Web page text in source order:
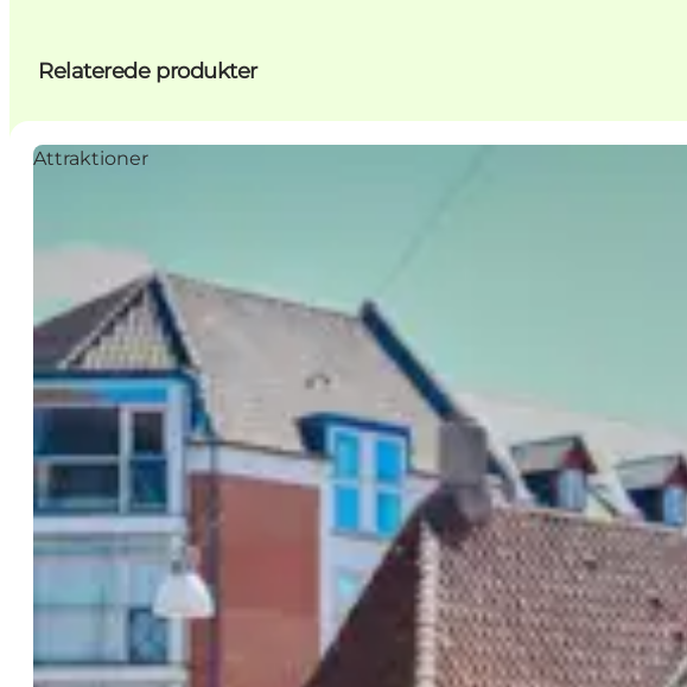
Relaterede produkter
Attraktioner